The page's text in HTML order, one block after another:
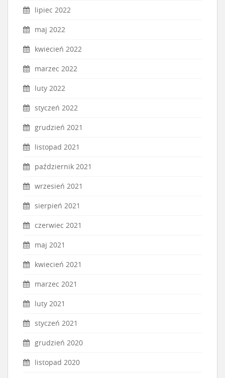
lipiec 2022
maj 2022
kwiecień 2022
marzec 2022
luty 2022
styczeń 2022
grudzień 2021
listopad 2021
październik 2021
wrzesień 2021
sierpień 2021
czerwiec 2021
maj 2021
kwiecień 2021
marzec 2021
luty 2021
styczeń 2021
grudzień 2020
listopad 2020